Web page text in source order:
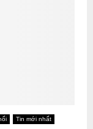
Tin mới nhất